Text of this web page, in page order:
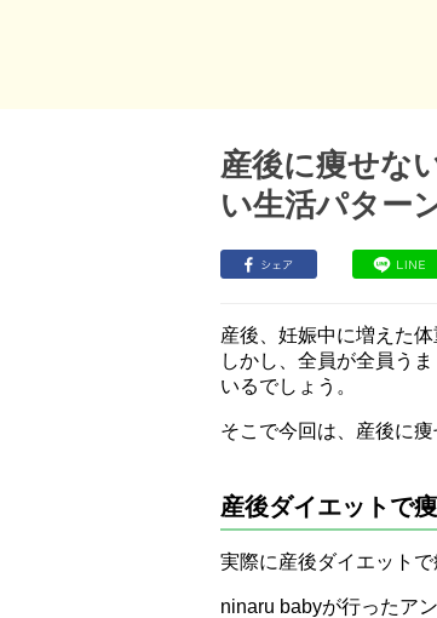
産後に痩せな
い生活パター
産後、妊娠中に増えた
しかし、全員が全員う
いるでしょう。
そこで今回は、産後に
産後ダイエットで
実際に産後ダイエット
ninaru babyが行ったア